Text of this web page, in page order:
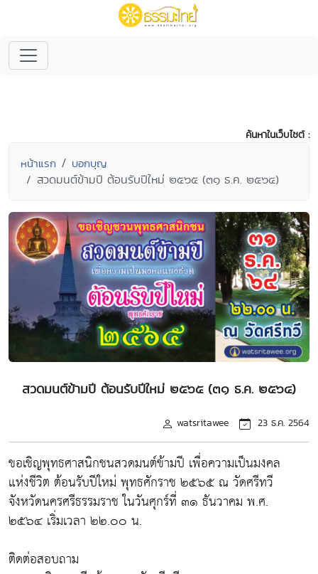
ค้นหาในเว็บไซต์ :
หน้าแรก บอกบุญ
สวดมนต์ข้ามปี ต้อนรับปีใหม่ ๒๕๖๕ (๓๑ ธ.ค. ๒๕๖๔)
สวดมนต์ข้ามปี ต้อนรับปีใหม่ ๒๕๖๕ (๓๑ ธ.ค. ๒๕๖๔)
watsritawee 23 ธ.ค. 2564
ขอเชิญพุทธศาสนิกชนสวดมนต์ข้ามปี เพื่อความเป็นมงคล
แห่งชีวิต ต้อนรับปีใหม่ พุทธศักราช ๒๕๖๕ ณ วัดศรีทวี
จังหวัดนครศรีธรรมราช ในวันศุกร์ที่ ๓๑ ธันวาคม พ.ศ.
๒๕๖๔ เริ่มเวลา ๒๒.๐๐ น.
ติดต่อสอบถาม